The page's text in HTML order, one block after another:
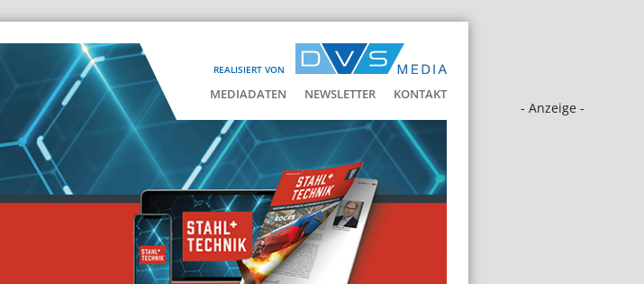
REALISIERT VON
MEDIADATEN NEWSLETTER KONTAKT
- Anzeige -